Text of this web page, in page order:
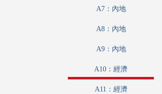
A7：內地
A8：內地
A9：內地
A10：經濟
A11：經濟